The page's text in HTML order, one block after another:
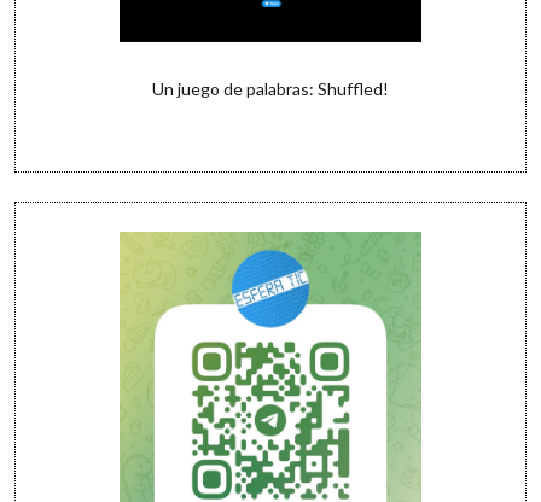
Un juego de palabras: Shuffled!